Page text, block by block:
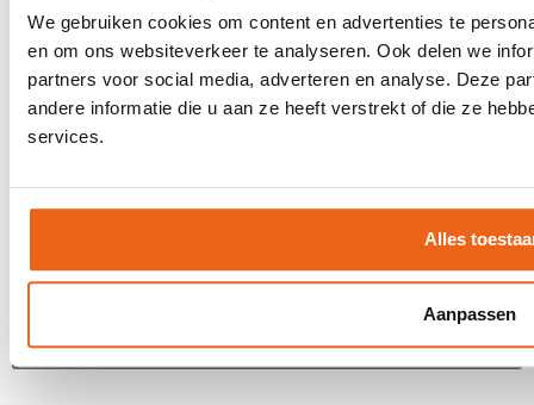
We gebruiken cookies om content en advertenties te
en om ons websiteverkeer te analyseren. Ook delen we
partners voor social media, adverteren en analyse. Deze
andere informatie die u aan ze heeft verstrekt of die ze
services.
Alles
Aanpassen
MVO
Contact
Offerte aanvragen
Een keer per maand inspiratie ontvangen
Inschrijven